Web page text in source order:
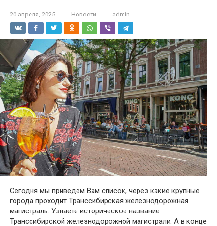
20 апреля, 2025 Новости admin
Сегодня мы приведем Вам список, через какие крупные
города проходит Транссибирская железнодорожная
магистраль. Узнаете историческое название
Транссибирской железнодорожной магистрали. А в конце